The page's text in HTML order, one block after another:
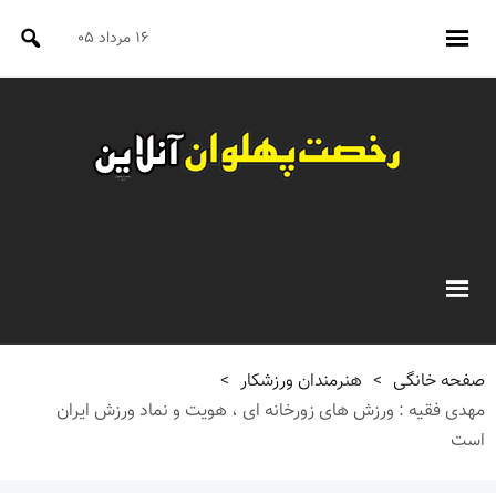
۱۶ مرداد ۰۵
صفحه خانگی > هنرمندان ورزشکار >
مهدی فقیه : ورزش های زورخانه ای ، هویت و نماد ورزش ایران
است